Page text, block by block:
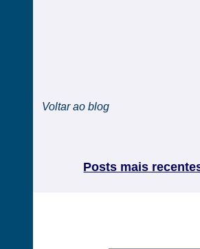
Voltar ao blog
Posts mais